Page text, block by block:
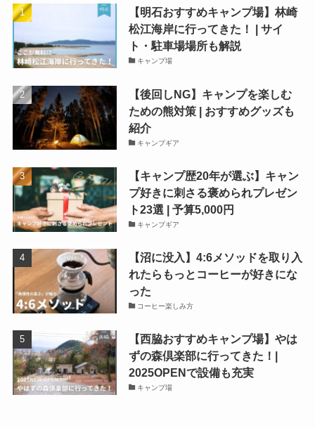
【明石おすすめキャンプ場】林崎
松江海岸に行ってきた！ | サイ
ト・駐車場場所も解説
キャンプ場
【後回しNG】キャンプを楽しむ
ための熊対策 | おすすめグッズも
紹介
キャンプギア
【キャンプ歴20年が選ぶ】キャン
プ好きに刺さる褒められプレゼン
ト23選 | 予算5,000円
キャンプギア
【沼に没入】4:6メソッドを取り入
れたらもっとコーヒーが好きにな
った
コーヒー楽しみ方
【西脇おすすめキャンプ場】やは
ずの森倶楽部に行ってきた！|
2025OPENで設備も充実
キャンプ場